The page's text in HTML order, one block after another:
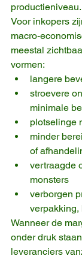
productieniveau.
Voor inkopers
macro-
meestal
vormen:
langere
stroevere
minimale
plotselinge
minder
of
vertraagde
monsters
verborgen
verpakking,
Wanneer de
onder druk
leveranciers